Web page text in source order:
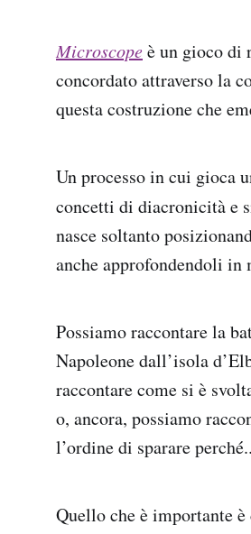
Microscopeè un gioco di
concordato attraverso la
questa costruzione che
Un processo in cui gioca
concetti di diacronicità e
nasce soltanto
anche approfondendoli in
Possiamo raccontare la
Napoleone dall’isola
raccontare come si è
o, ancora, possiamo
l’ordine di sparare
Quello che è importante